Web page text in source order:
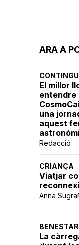
ARA A
El millor
entendre
una
aquest
Redacció
CRIANÇA
Viatjar
Anna
BENESTAR
La